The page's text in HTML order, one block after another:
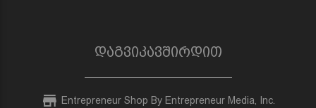
დაგვიკავშირდით
Entrepreneur Shop By Entrepreneur Media, Inc.